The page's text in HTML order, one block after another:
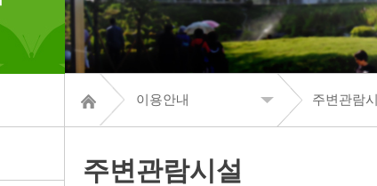
이용안내 주변관람
주변관람시설